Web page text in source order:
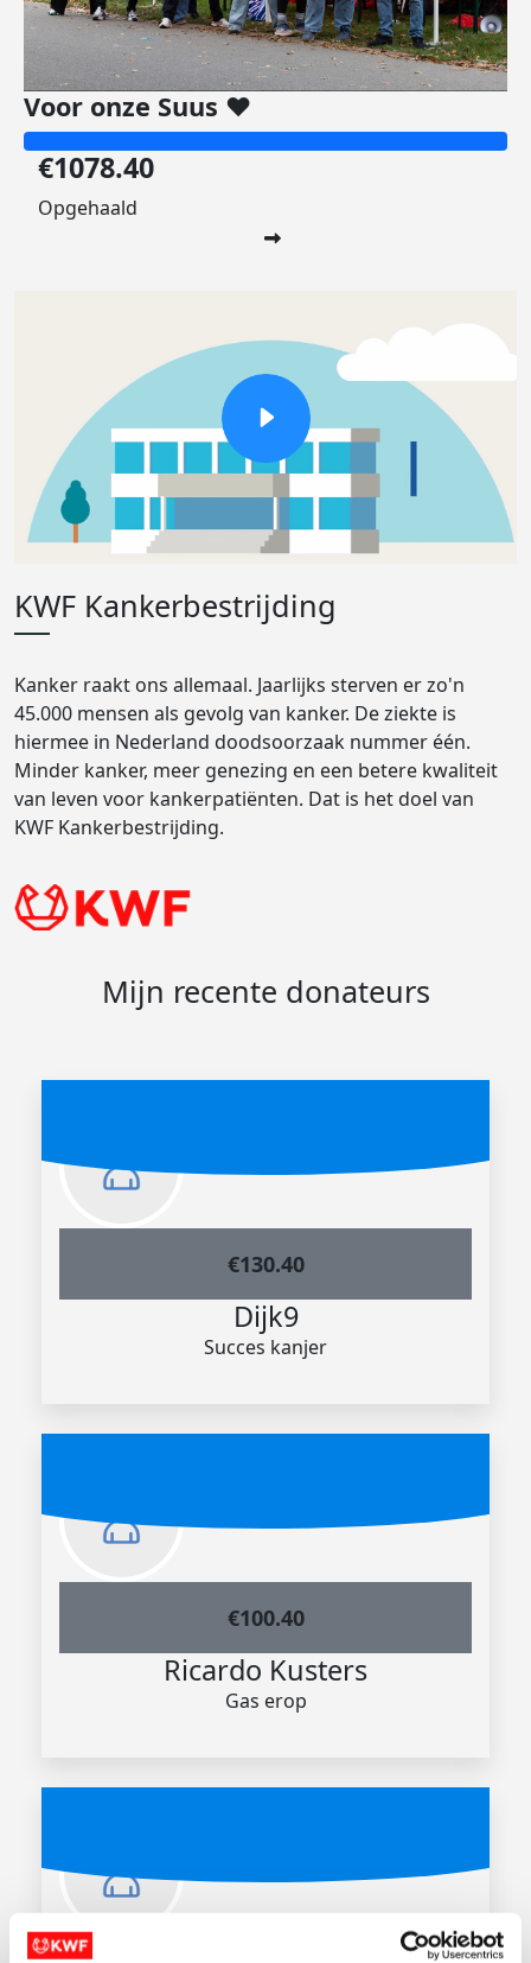
Voor onze Suus ❤️
€1078.40
Opgehaald
KWF Kankerbestrijding
Kanker raakt ons allemaal. Jaarlijks sterven er zo'n
45.000 mensen als gevolg van kanker. De ziekte is
hiermee in Nederland doodsoorzaak nummer één.
Minder kanker, meer genezing en een betere kwaliteit
van leven voor kankerpatiënten. Dat is het doel van
KWF Kankerbestrijding.
Mijn recente donateurs
€130.40
Dijk9
Succes kanjer
€100.40
Ricardo Kusters
Gas erop